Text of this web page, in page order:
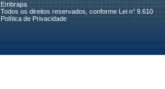
Embrapa
Todos os direitos reservados, conforme Lei n° 9.610
Política de Privacidade